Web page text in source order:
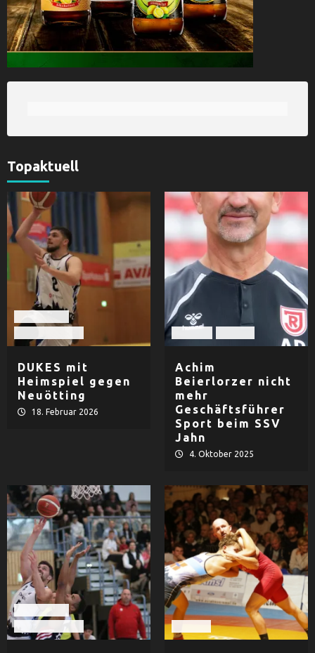
Topaktuell
DUKES mit
Heimspiel gegen
Neuötting
18. Februar 2026
Achim
Beierlorzer nicht
mehr
Geschäftsführer
Sport beim SSV
Jahn
4. Oktober 2025